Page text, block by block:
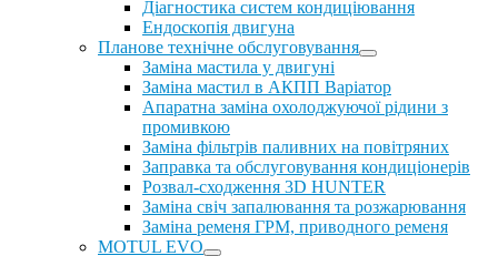
Діагностика систем кондиціювання
Ендоскопія двигуна
Планове технічне обслуговування
Заміна мастила у двигуні
Заміна мастил в АКПП Варіатор
Апаратна заміна охолоджуючої рідини з
промивкою
Заміна фільтрів паливних на повітряних
Заправка та обслуговування кондиціонерів
Розвал-сходження 3D HUNTER
Заміна свіч запалювання та розжарювання
Заміна ременя ГРМ, приводного ременя
MOTUL EVO